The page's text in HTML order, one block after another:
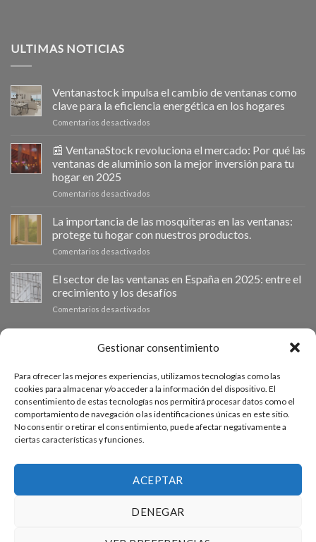
Gestionar consentimiento
Para ofrecer las mejores experiencias, utilizamos tecnologías como las
cookies para almacenar y/o acceder a la información del dispositivo. El
consentimiento de estas tecnologías nos permitirá procesar datos como el
comportamiento de navegación o las identificaciones únicas en este sitio.
No consentir o retirar el consentimiento, puede afectar negativamente a
ciertas características y funciones.
ACEPTAR
DENEGAR
ULTIMAS NOTICIAS
Ventanastock impulsa el cambio de ventanas como
clave para la eficiencia energética en los hogares
Comentarios desactivados
impulsa
el
cambio
la
en
los
📰 VentanaStock revoluciona el mercado: Por qué las
ventanas de aluminio son la mejor inversión para tu
hogar en 2025
Comentarios desactivados
VentanaStock
revoluciona
el
qué
las
la
inversión
para
hogar
en
2025
La importancia de las mosquiteras en las ventanas:
protege tu hogar con nuestros productos.
Comentarios desactivados
importancia
de
las
ventanas:
hogar
con
nuestros
productos.
El sector de las ventanas en España en 2025: entre el
crecimiento y los desafíos
Comentarios desactivados
de
en
España
en
2025:
entre
y
los
PRESUPUESTO A MEDIDA
Si necesitas ventanas de otras medidas puedes solicitar un
presupuesto a medida desde nuestro formulario de solicitud
de presupuesto.
PREGUNTAS FRECUENTES